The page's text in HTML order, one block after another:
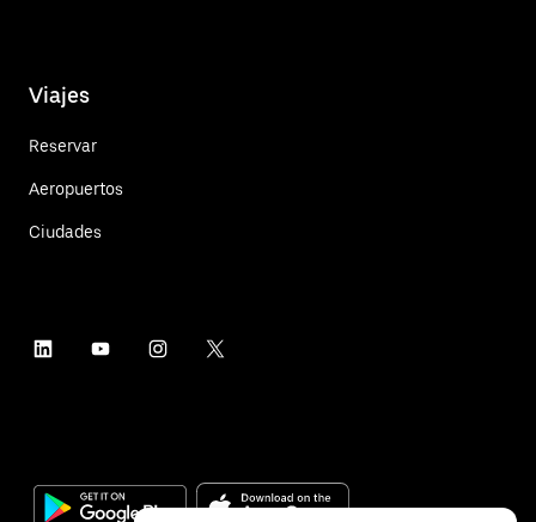
Viajes
Reservar
Aeropuertos
Ciudades